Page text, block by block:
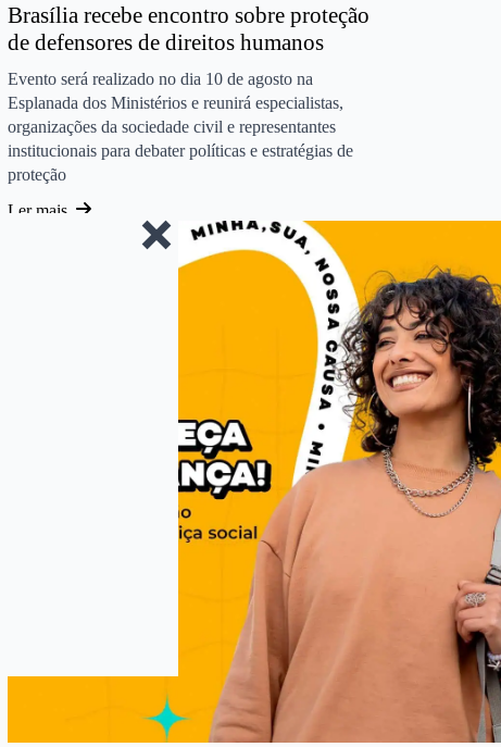
Brasília recebe encontro sobre proteção
de defensores de direitos humanos
Evento será realizado no dia 10 de agosto na
Esplanada dos Ministérios e reunirá especialistas,
organizações da sociedade civil e representantes
institucionais para debater políticas e estratégias de
proteção
Ler mais